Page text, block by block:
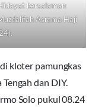
bersalaman
Asrama Haji
kloter pamungkas
dan DIY.
Solo pukul 08.24